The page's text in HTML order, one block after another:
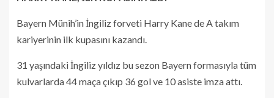
Bayern Münih’in İngiliz forveti Harry Kane de A takım
kariyerinin ilk kupasını kazandı.
31 yaşındaki İngiliz yıldız bu sezon Bayern formasıyla tüm
kulvarlarda 44 maça çıkıp 36 gol ve 10 asiste imza attı.